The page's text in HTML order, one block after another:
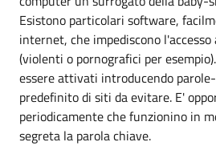
Esistono particolari software,
internet, che impediscono
(violenti o pornografici per
essere attivati introducendo
predefinito di siti da evitare. E'
periodicamente che funzionino in
segreta la parola chiave.